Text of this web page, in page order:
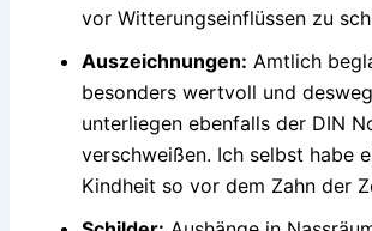
vor Witterungseinflüssen zu
Auszeichnungen: Amtlich
besonders wertvoll und
unterliegen ebenfalls der DIN
verschweißen. Ich selbst habe
Kindheit so vor dem Zahn der